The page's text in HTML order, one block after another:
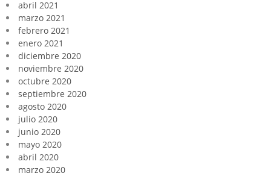
abril 2021
marzo 2021
febrero 2021
enero 2021
diciembre 2020
noviembre 2020
octubre 2020
septiembre 2020
agosto 2020
julio 2020
junio 2020
mayo 2020
abril 2020
marzo 2020